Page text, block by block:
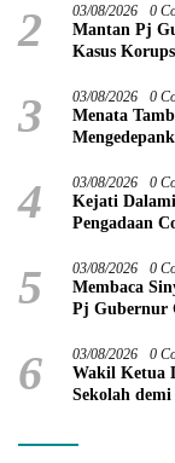
2 03/08/2026 0
Mantan Pj
Kasus
3 03/08/2026 0
Menata
4 03/08/2026 0
Kejati
Pengadaan
5 03/08/2026 0
Membaca
Pj Gubernur
6 03/08/2026 0
Wakil Ketua
Sekolah